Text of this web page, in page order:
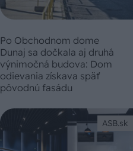
Po Obchodnom dome
Dunaj sa dočkala aj druhá
výnimočná budova: Dom
odievania získava späť
pôvodnú fasádu
ASB.sk